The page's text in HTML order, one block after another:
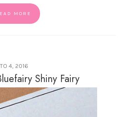
MORE
4, 2016
Shiny Fairy